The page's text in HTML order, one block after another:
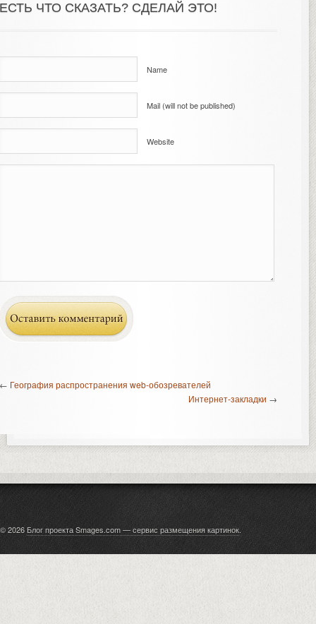
ЧТО СКАЗАТЬ? СДЕЛАЙ ЭТО!
Name
Mail (will not be published)
Website
География распространения web-обозревателей
Интернет-закладки →
© 2026 Блог проекта Smages.com — сервис размещения картинок.